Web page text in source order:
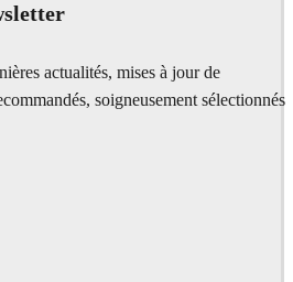
actualités, mises à jour de
soigneusement sélectionnés